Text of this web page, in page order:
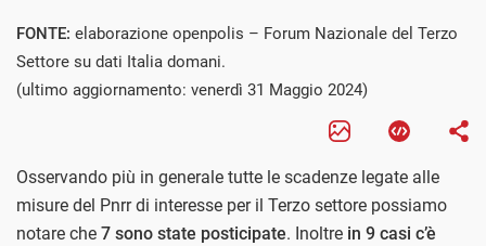
FONTE: elaborazione openpolis – Forum Nazionale del Terzo
Settore su dati Italia domani.
(ultimo aggiornamento: venerdì 31 Maggio 2024)
Osservando più in generale tutte le scadenze legate alle
misure del Pnrr di interesse per il Terzo settore possiamo
notare che 7 sono state posticipate. Inoltre in 9 casi c’è